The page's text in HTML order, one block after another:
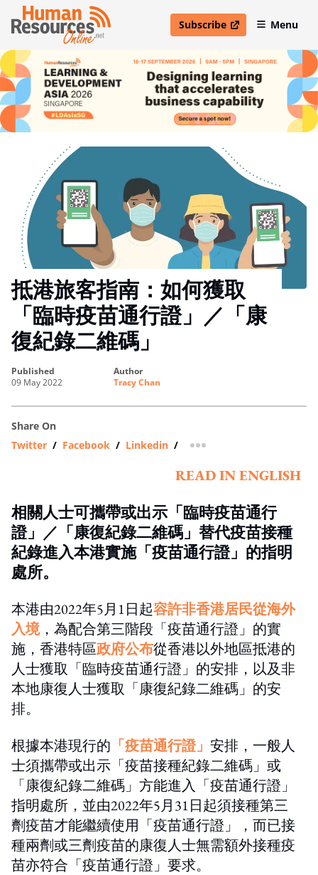
Subscribe
open in new windowMenu
抵港旅客指南：如何獲取
「臨時疫苗通行證」／「康
復紀錄二維碼」
published
09 May 2022
author
Tracy Chan
Share On
Twitter / Facebook / Linkedin / more sharing option
READ IN ENGLISH
相關人士可攜帶或出示「臨時疫苗通行
證」／「康復紀錄二維碼」替代疫苗接種
紀錄進入本港實施「疫苗通行證」的指明
處所。
本港由2022年5月1日起容許非香港居民從海外
入境，為配合第三階段「疫苗通行證」的實
施，香港特區政府公布從香港以外地區抵港的
人士獲取「臨時疫苗通行證」的安排，以及非
本地康復人士獲取「康復紀錄二維碼」的安
排。
根據本港現行的 「疫苗通行證」 安排，一般人
士須攜帶或出示「疫苗接種紀錄二維碼」或
「康復紀錄二維碼」方能進入「疫苗通行證」
指明處所，並由2022年5月31日起須接種第三
劑疫苗才能繼續使用「疫苗通行證」，而已接
種兩劑或三劑疫苗的康復人士無需額外接種疫
苗亦符合「疫苗通行證」要求。